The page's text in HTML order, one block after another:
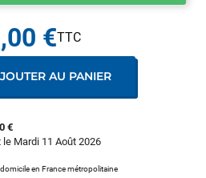
€
le Mardi 11 Août 2026
en France métropolitaine
€
AU PANIER